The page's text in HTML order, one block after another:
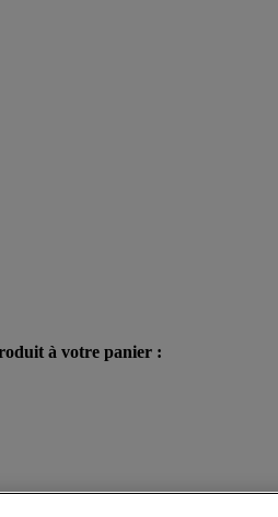
à votre panier :